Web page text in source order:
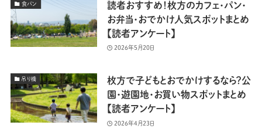
食パン
読者おすすめ！枚方のカフェ・パン・
お弁当・おでかけ人気スポットまとめ
【読者アンケート】
2026年5月20日
吊り橋
枚方で子どもとおでかけするなら？公
園・遊園地・お買い物スポットまとめ
【読者アンケート】
2026年4月23日